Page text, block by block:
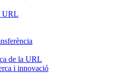
URL
de la URL
i innovació